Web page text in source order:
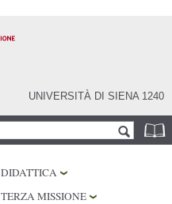
UNIVERSITÀ DI SIENA 1240
Form di ricerca
DIDATTICA
TERZA MISSIONE